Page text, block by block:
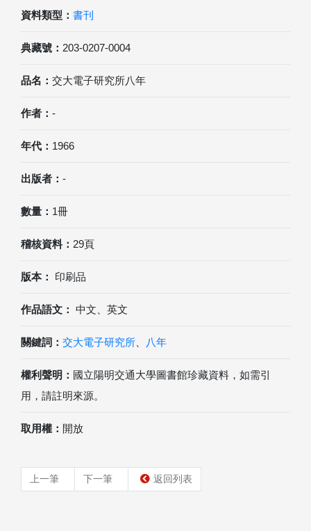
資料類型： 書刊
典藏號： 203-0207-0004
品名： 交大電子研究所八年
作者： -
年代： 1966
出版者： -
數量： 1冊
稽核資料： 29頁
版本： 印刷品
作品語文： 中文、英文
關鍵詞： 交大電子研究所 八年
權利聲明： 國立陽明交通大學圖書館珍藏資料，如需引
用，請註明來源。
取用權： 開放
上一筆 下一筆 返回列表